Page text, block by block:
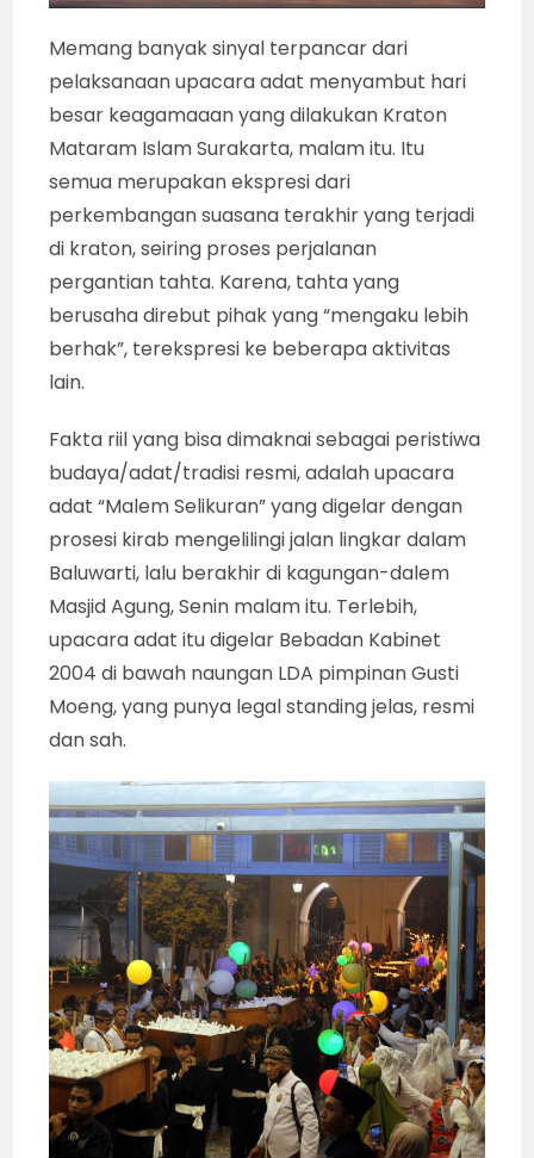
Memang banyak sinyal terpancar dari
pelaksanaan upacara adat menyambut hari
besar keagamaaan yang dilakukan Kraton
Mataram Islam Surakarta, malam itu. Itu
semua merupakan ekspresi dari
perkembangan suasana terakhir yang terjadi
di kraton, seiring proses perjalanan
pergantian tahta. Karena, tahta yang
berusaha direbut pihak yang “mengaku lebih
berhak”, terekspresi ke beberapa aktivitas
lain.
Fakta riil yang bisa dimaknai sebagai peristiwa
budaya/adat/tradisi resmi, adalah upacara
adat “Malem Selikuran” yang digelar dengan
prosesi kirab mengelilingi jalan lingkar dalam
Baluwarti, lalu berakhir di kagungan-dalem
Masjid Agung, Senin malam itu. Terlebih,
upacara adat itu digelar Bebadan Kabinet
2004 di bawah naungan LDA pimpinan Gusti
Moeng, yang punya legal standing jelas, resmi
dan sah.